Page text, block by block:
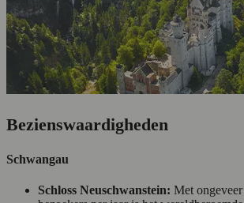
Bezienswaardigheden
Schwangau
Schloss Neuschwanstein: Met